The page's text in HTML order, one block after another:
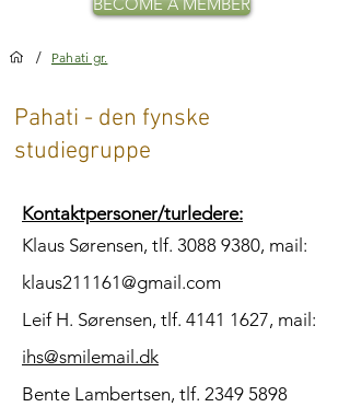
/ Pahati gr.
Pahati - den fynske
studiegruppe
Kontaktpersoner/turledere:
Klaus Sørensen, tlf. 3088 9380, mail:
klaus211161@gmail.com
Leif H. Sørensen, tlf. 4141 1627, mail:
ihs@smilemail.dk
Bente Lambertsen, tlf. 2349 5898